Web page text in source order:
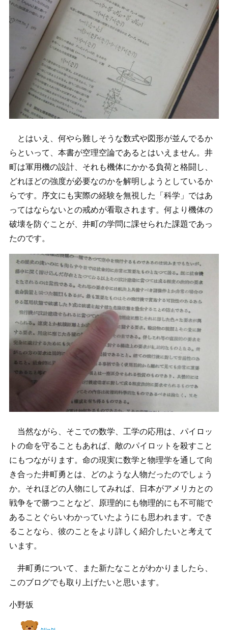
とはいえ、何やら難しそうな数式や図形が並んでるか
らといって、本書が空理空論であるとはいえません。井
町は軍用機の設計、それも機体にかかる負荷と格闘し、
どれほどの強度が必要なのかを解明しようとしているか
らです。序文にも実際の経験を無視した「科学」ではあ
ってはならないとの戒めが看取されます。何より機体の
破壊を防ぐことが、井町の学問に課せられた課題であっ
たのです。
当然ながら、そこでの数学、工学の応用は、パイロッ
トの命を守ることもあれば、敵のパイロットを殺すこと
にもつながります。命の現実に数学と物理学を通して向
き合った井町勇とは、どのような人物だったのでしょう
か。それほどの人物にしてみれば、日本がアメリカとの
戦争をで勝つことなど、原理的にも物理的にも不可能で
あることぐらいわかっていたようにも思われます。でき
ることなら、彼のことをより詳しく紹介したいと考えて
います。
井町勇について、また新たなことがわかりましたら、
このブログでも取り上げたいと思います。
小野坂